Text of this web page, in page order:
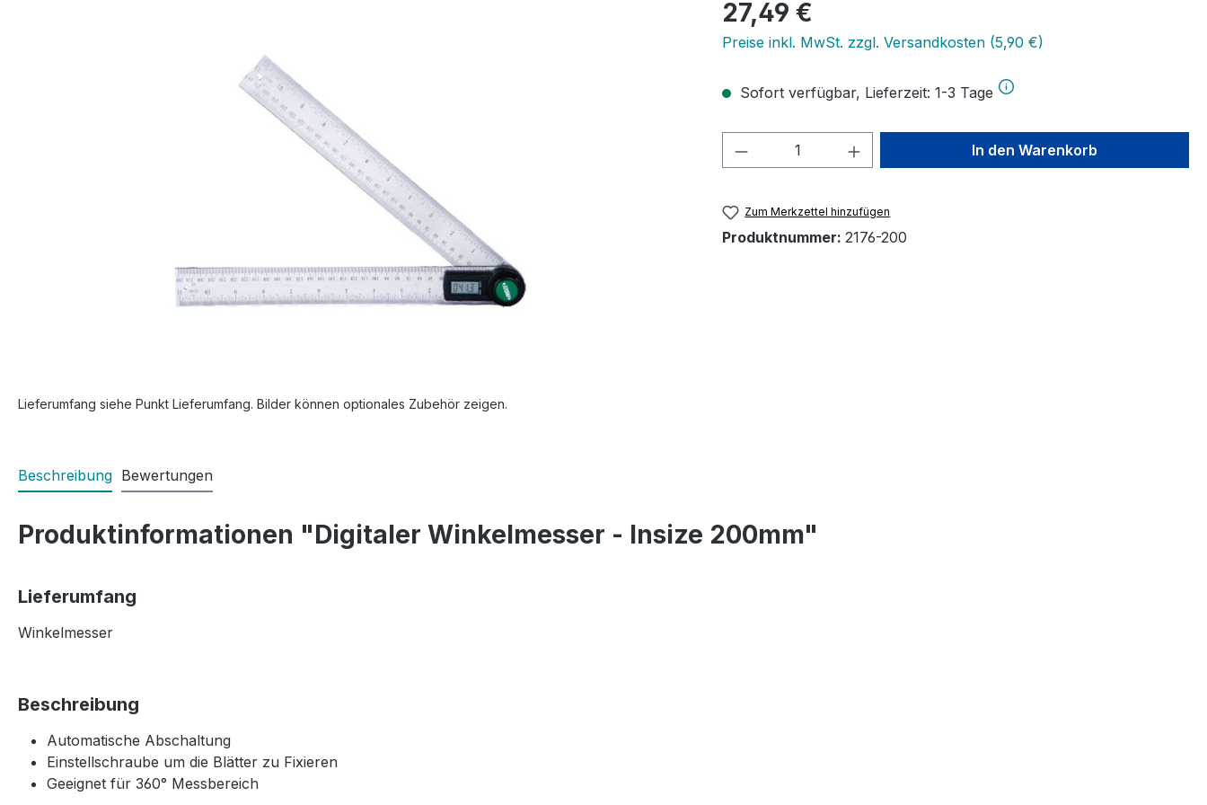
Lieferumfang siehe Punkt Lieferumfang. Bilder können optionales Zubehör zeigen.
Regulärer Preis:
27,49 €
Preise inkl. MwSt. zzgl. Versandkosten (5,90 €)
Sofort verfügbar, Lieferzeit: 1-3 Tage
Produkt Anzahl: Gib den gewünschten Wert
In den Warenkorb
Zum Merkzettel hinzufügen
Produktnummer: 2176-200
Beschreibung Bewertungen
Produktinformationen "Digitaler Winkelmesser - Insize 200mm"
Lieferumfang
Winkelmesser
Beschreibung
Automatische Abschaltung
Einstellschraube um die Blätter zu Fixieren
Geeignet für 360° Messbereich